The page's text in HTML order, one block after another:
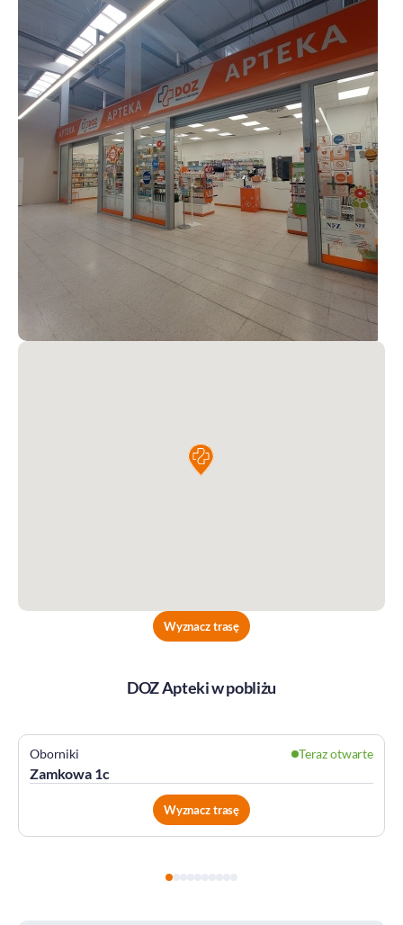
Wyznacz trasę
DOZ Apteki w pobliżu
Oborniki
Zamkowa 1c
Teraz otwarte
Wyznacz trasę